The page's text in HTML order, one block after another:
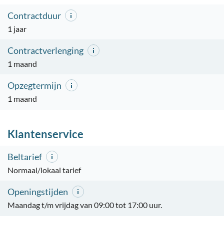
Contractduur
1 jaar
Contractverlenging
1 maand
Opzegtermijn
1 maand
Klantenservice
Beltarief
Normaal/lokaal tarief
Openingstijden
Maandag t/m vrijdag van 09:00 tot 17:00 uur.